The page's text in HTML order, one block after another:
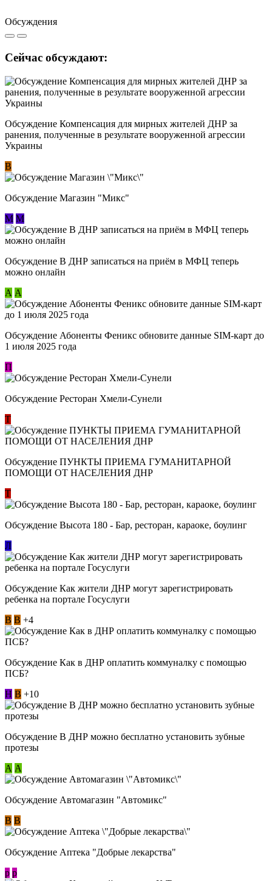
Обсуждения
Сейчас обсуждают:
Обсуждение Компенсация для мирных жителей ДНР за
ранения, полученные в результате вооруженной агрессии
Украины
В
Обсуждение Магазин "Микс"
М М
Обсуждение В ДНР записаться на приём в МФЦ теперь
можно онлайн
А А
Обсуждение Абоненты Феникс обновите данные SIM-карт до
1 июля 2025 года
П
Обсуждение Ресторан Хмели-Сунели
Т
Обсуждение ​ПУНКТЫ ПРИЕМА ГУМАНИТАРНОЙ
ПОМОЩИ ОТ НАСЕЛЕНИЯ ДНР
Т
Обсуждение Высота 180 - Бар, ресторан, караоке, боулинг
Л
Обсуждение Как жители ДНР могут зарегистрировать
ребенка на портале Госуслуги
В В +4
Обсуждение Как в ДНР оплатить коммуналку с помощью
ПСБ?
Н В +10
Обсуждение В ДНР можно бесплатно установить зубные
протезы
А А
Обсуждение Автомагазин "Автомикс"
В В
Обсуждение Аптека "Добрые лекарства"
p p